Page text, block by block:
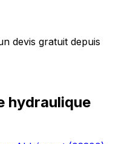
devis gratuit depuis
hydraulique